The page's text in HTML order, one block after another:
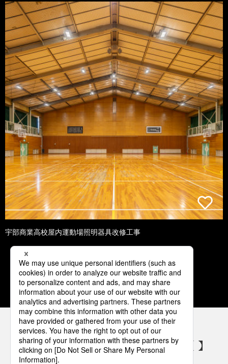
宇部商業高校屋内運動場照明器具改修工事
1 2 3 4 5
パナソニックの電気設備 SNSアカウント